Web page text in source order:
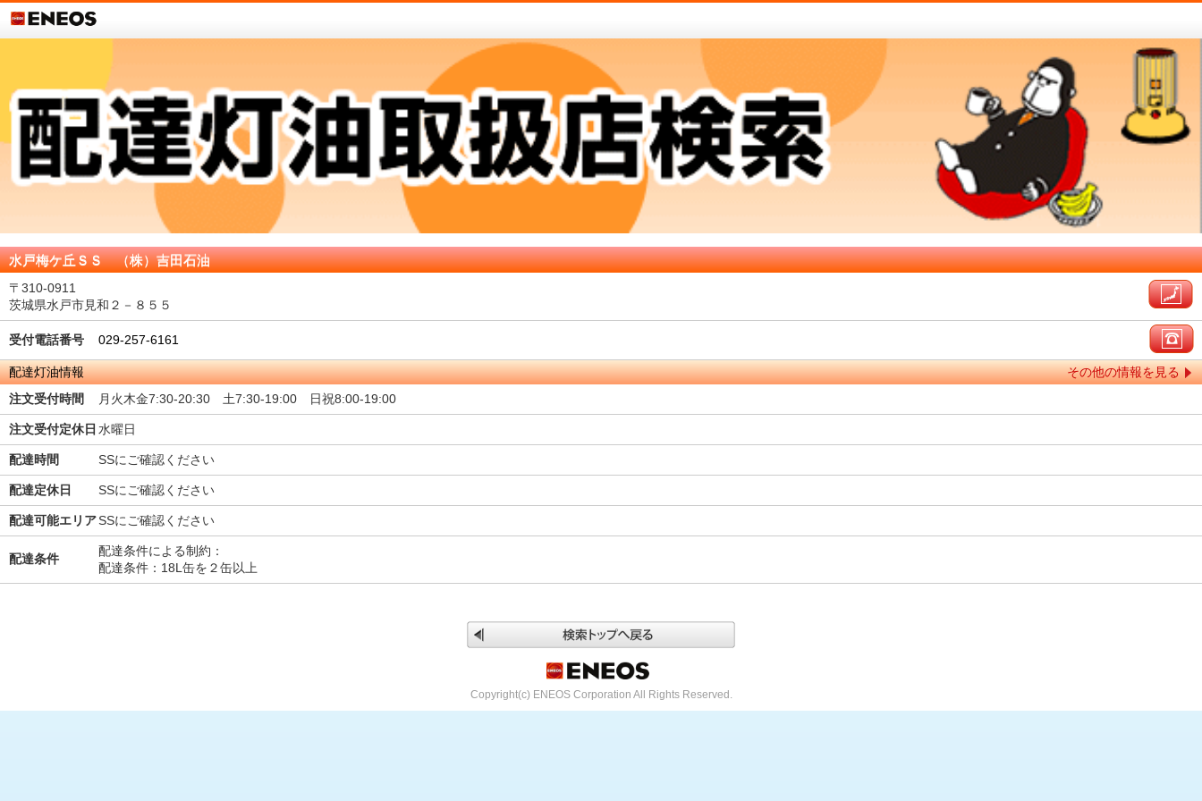
水戸梅ケ丘ＳＳ （株）吉田石油
〒310-0911
茨城県水戸市見和２－８５５
受付電話番号 029-257-6161
配達灯油情報
その他の情報を見る
注文受付時間
月火木金7:30-20:30 土7:30-19:00 日祝8:00-19:00
注文受付定休日 水曜日
配達時間 SSにご確認ください
配達定休日 SSにご確認ください
配達可能エリアSSにご確認ください
配達条件
配達条件による制約：
配達条件：18L缶を２缶以上
Copyright(c) ENEOS Corporation All Rights Reserved.